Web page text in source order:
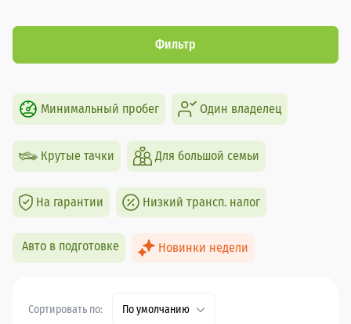
Фильтр
Минимальный пробег Один владелец
Крутые тачки Для большой семьи
На гарантии Низкий трансп. налог
Авто в подготовке Новинки недели
Сортировать по: По умолчанию